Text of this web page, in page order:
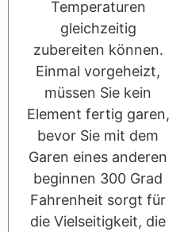
Temperaturen
gleichzeitig
zubereiten können.
Einmal vorgeheizt,
müssen Sie kein
Element fertig garen,
bevor Sie mit dem
Garen eines anderen
beginnen 300 Grad
Fahrenheit sorgt für
die Vielseitigkeit, die